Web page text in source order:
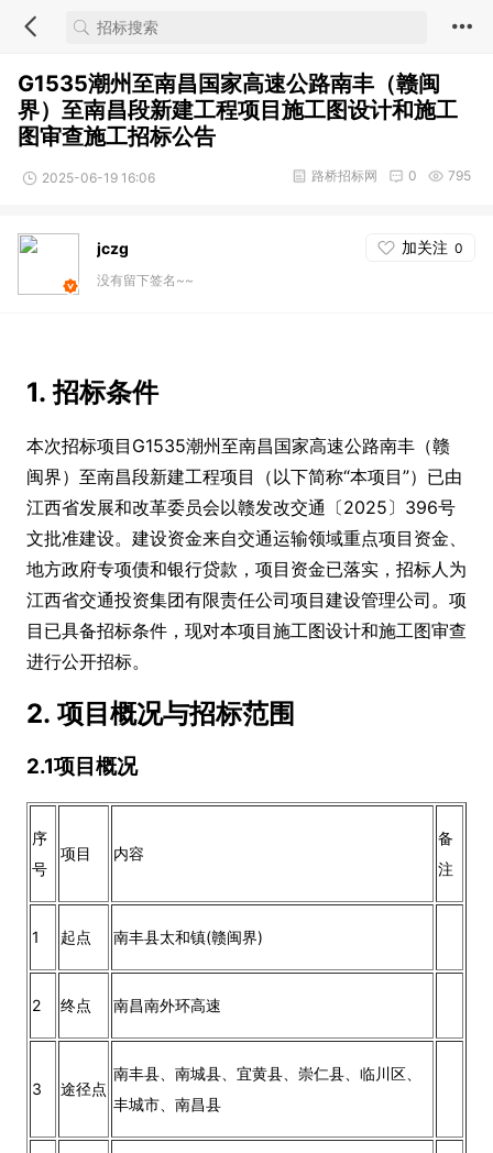
G1535潮州至南昌国家高速公路南丰（赣闽
界）至南昌段新建工程项目施工图设计和施工
图审查施工招标公告
2025-06-19 16:06 795
0
路桥招标网
jczg 加关注 0
没有留下签名~~
1. 招标条件
本次招标项目G1535潮州至南昌国家高速公路南丰（赣
闽界）至南昌段新建工程项目（以下简称“本项目”）已由
江西省发展和改革委员会以赣发改交通〔2025〕396号
文批准建设。建设资金来自交通运输领域重点项目资金、
地方政府专项债和银行贷款，项目资金已落实，招标人为
江西省交通投资集团有限责任公司项目建设管理公司。项
目已具备招标条件，现对本项目施工图设计和施工图审查
进行公开招标。
2. 项目概况与招标范围
2.1项目概况
序
号
项目 内容
备
注
1 起点 南丰县太和镇(赣闽界)
2 终点 南昌南外环高速
3 途径点
南丰县、南城县、宜黄县、崇仁县、临川区、
丰城市、南昌县